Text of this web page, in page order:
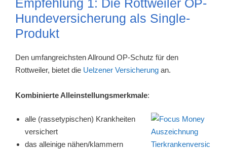
Empfehlung 1: Die Rottweiler OP-
Hundeversicherung als Single-
Produkt
Den umfangreichsten Allround OP-Schutz für den
Rottweiler, bietet die Uelzener Versicherung an.
Kombinierte Alleinstellungsmerkmale:
alle (rassetypischen) Krankheiten
versichert
das alleinige nähen/klammern